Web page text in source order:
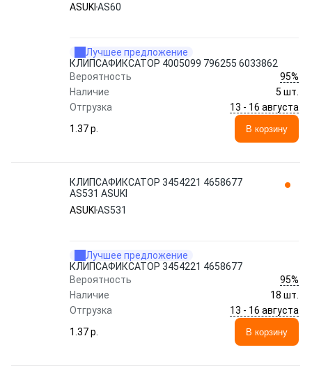
ASUKI AS60
Лучшее предложение
КЛИПСАФИКСАТОР 4005099 796255 6033862
Вероятность
95%
Наличие
5 шт.
Отгрузка
13 - 16 августа
1.37 p.
В корзину
КЛИПСАФИКСАТОР 3454221 4658677
AS531 ASUKI
ASUKI AS531
Лучшее предложение
КЛИПСАФИКСАТОР 3454221 4658677
Вероятность
95%
Наличие
18 шт.
Отгрузка
13 - 16 августа
1.37 p.
В корзину